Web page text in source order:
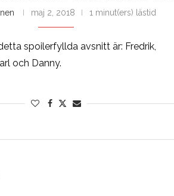
maj 2, 2018 1 minut(ers) lästid
spoilerfyllda avsnitt är: Fredrik,
och Danny.